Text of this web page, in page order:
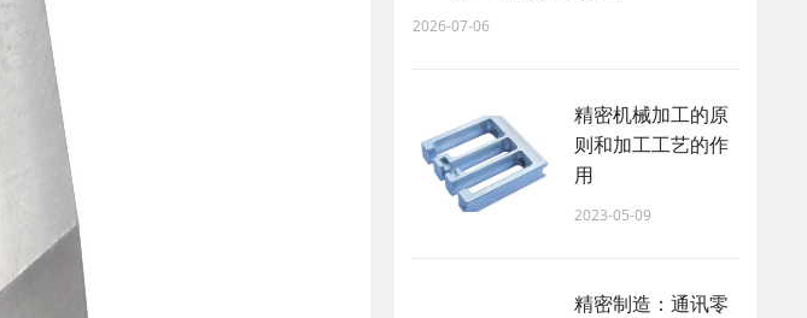
2026-07-06
精密机械加工的原
则和加工工艺的作
用
2023-05-09
精密制造：通讯零